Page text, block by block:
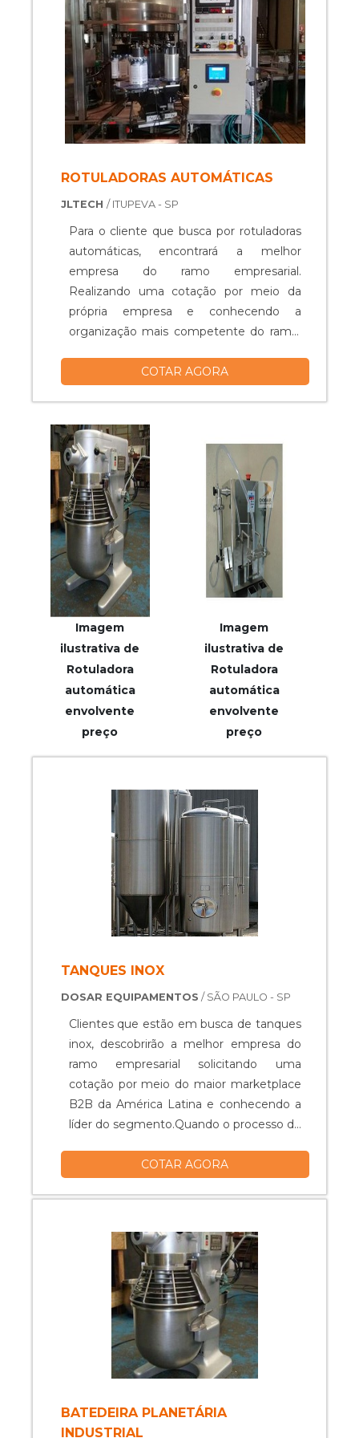
manutenção em máqu...
ROTULADORAS AUTOMÁTICAS
JLTECH / ITUPEVA - SP
Para o cliente que busca por rotuladoras
automáticas, encontrará a melhor
empresa do ramo empresarial.
Realizando uma cotação por meio da
própria empresa e conhecendo a
organização mais competente do ramo.
automáticas, com a melhor mão de obra
MAIS INFORMAÇÕES INTERESSANTES
SOBRE ROTULADORAS AUTOMÁTICAS
Há muitas maneiras efici...
COTAR AGORA
Imagem
ilustrativa de
Rotuladora
automática
envolvente
preço
Imagem
ilustrativa de
Rotuladora
automática
envolvente
preço
TANQUES INOX
DOSAR EQUIPAMENTOS / SÃO PAULO - SP
Clientes que estão em busca de tanques
inox, descobrirão a melhor empresa do
ramo empresarial solicitando uma
cotação por meio do maior marketplace
B2B da América Latina e conhecendo a
líder do segmento.Quando o processo de
equipe da Dosar Equipamentos os
pagamento acessível, fatores
excelente relação custo-
benefício. INFORMAÇÕES
INTERESSANTES SOBRE OS TANQUES
INOXHá muitas maneiras eficientes de
demonstrar competência e excelência
em sua área de atuação. A Dosar
Equipamentos canaliza seus recursos em
alta qualidade onde são realizadas as
atividades; Tecnologia de ponta;
COTAR AGORA
BATEDEIRA PLANETÁRIA
INDUSTRIAL